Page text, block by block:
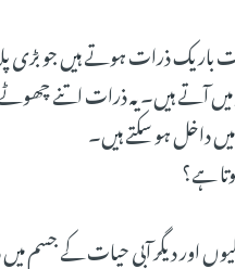
باریک ذرات ہوتے ہیں جو
آتے ہیں۔ یہ ذرات اتنے
داخل ہو سکتے ہیں۔
ہے؟
اور دیگر آبی حیات کے جسم